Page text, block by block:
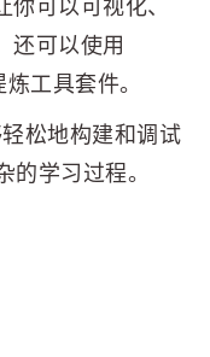
可以可视化、
还可以使用
工具套件。
松地构建和调试
的学习过程。